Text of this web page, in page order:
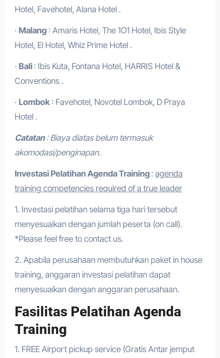
Hotel, Favehotel, Alana Hotel .
· Malang: Amaris Hotel, The 1O1 Hotel, Ibis Style
Hotel, El Hotel, Whiz Prime Hotel .
· Bali : Ibis Kuta, Fontana Hotel, HARRIS Hotel &
Conventions .
· Lombok: Favehotel, Novotel Lombok, D Praya
Hotel .
Catatan: Biaya diatas belum termasuk
akomodasi/penginapan.
Investasi Pelatihan Agenda Training : agenda
training competencies required of a true leader
1. Investasi pelatihan selama tiga hari tersebut
menyesuaikan dengan jumlah peserta (on call).
*Please feel free to contact us.
2. Apabila perusahaan membutuhkan paket in house
training, anggaran investasi pelatihan dapat
menyesuaikan dengan anggaran perusahaan.
Fasilitas Pelatihan Agenda
Training
1. FREE Airport pickup service (Gratis Antar jemput